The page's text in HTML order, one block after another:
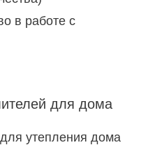
в работе с
для дома
утепления дома